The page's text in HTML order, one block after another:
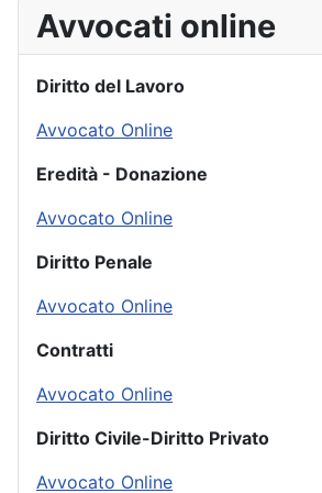
Avvocati online
Diritto del Lavoro
Avvocato Online
Eredità - Donazione
Avvocato Online
Diritto Penale
Avvocato Online
Contratti
Avvocato Online
Diritto Civile-Diritto Privato
Avvocato Online